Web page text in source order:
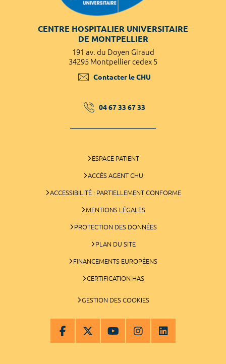
CENTRE HOSPITALIER UNIVERSITAIRE
DE MONTPELLIER
191 av. du Doyen Giraud
34295 Montpellier cedex 5
Contacter le CHU
04 67 33 67 33
ESPACE PATIENT
ACCÈS AGENT CHU
ACCESSIBILITÉ : PARTIELLEMENT CONFORME
MENTIONS LÉGALES
PROTECTION DES DONNÉES
PLAN DU SITE
FINANCEMENTS EUROPÉENS
CERTIFICATION HAS
GESTION DES COOKIES